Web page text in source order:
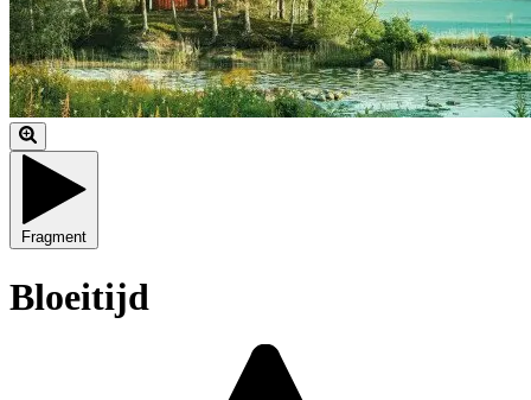
Fragment
Bloeitijd